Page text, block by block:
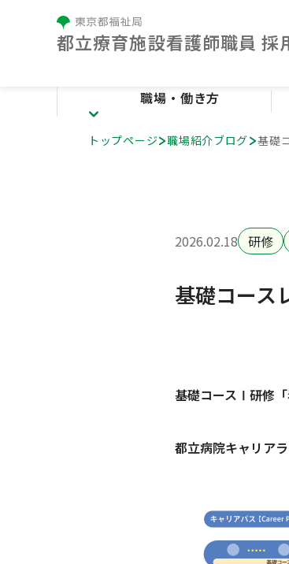
都⽴療育施設看護師職員 採
職場・働き方
職場・働き方
トップページ 職場紹介ブログ 基礎
2026.02.18 研修
基礎コース
基礎コースⅠ研修「
都立病院キャリア